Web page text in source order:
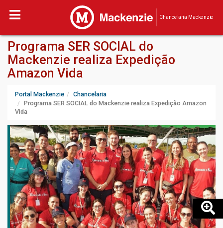
Chancelaria Mackenzie
Programa SER SOCIAL do
Mackenzie realiza Expedição
Amazon Vida
Portal Mackenzie
Chancelaria
Programa SER SOCIAL do Mackenzie realiza Expedição Amazon
Vida